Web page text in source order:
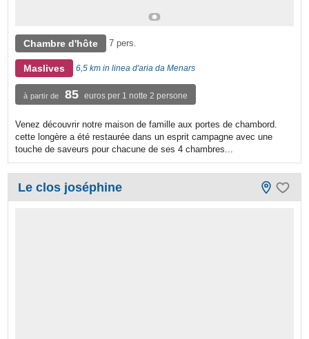
Chambre d'hôte 7 pers.
Maslives 6,5 km in linea d'aria da Menars
à partir de 85 euros per 1 notte 2 persone
Venez découvrir notre maison de famille aux portes de chambord.
cette longère a été restaurée dans un esprit campagne avec une
touche de saveurs pour chacune de ses 4 chambres...
Le clos joséphine